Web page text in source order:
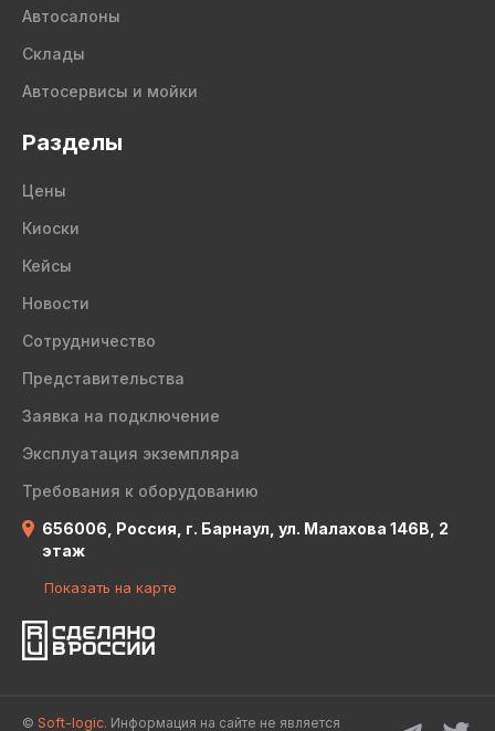
Автосалоны
Склады
Автосервисы и мойки
Разделы
Цены
Киоски
Кейсы
Новости
Сотрудничество
Представительства
Заявка на подключение
Эксплуатация экземпляра
Требования к оборудованию
656006, Россия, г. Барнаул, ул. Малахова 146В, 2
этаж
Показать на карте
© Soft-logic. Информация на сайте не является